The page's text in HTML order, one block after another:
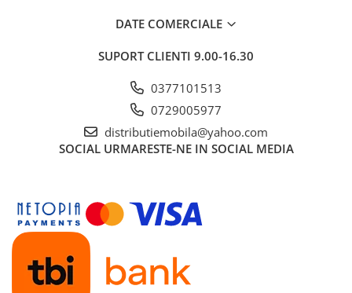
DATE COMERCIALE
SUPORT CLIENTI 9.00-16.30
0377101513
0729005977
distributiemobila@yahoo.com
SOCIAL URMARESTE-NE IN SOCIAL MEDIA